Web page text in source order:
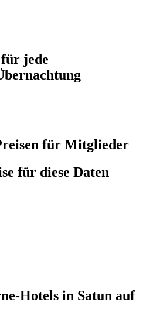
jede
für Mitglieder
für diese Daten
Hotels in Satun auf